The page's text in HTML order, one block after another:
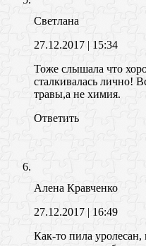
Светлана
27.12.2017 | 15:34
Тоже слышала что
сталкивалась лично!
травы,а не химия.
Ответить
Алена Кравченко
27.12.2017 | 16:49
Как-то пила